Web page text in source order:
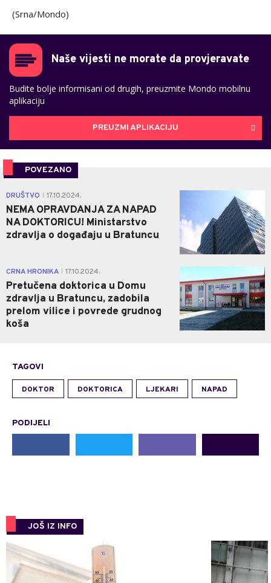
(Srna/Mondo)
Naše vijesti ne morate da provjeravate
Budite bolje informisani od drugih, preuzmite Mondo mobilnu
aplikaciju
PREUZMI APLIKACIJU
POVEZANO
DRUŠTVO 17.10.2024.
NEMA OPRAVDANJA ZA NAPAD
NA DOKTORICU! Ministarstvo
zdravlja o događaju u Bratuncu
CRNA HRONIKA 17.10.2024.
Pretučena doktorica u Domu
zdravlja u Bratuncu, zadobila
prelom vilice i povrede grudnog
koša
1
TAGOVI
DOKTOR DOKTORICA LJEKARI NAPAD
PODIJELI
JOŠ IZ INFO